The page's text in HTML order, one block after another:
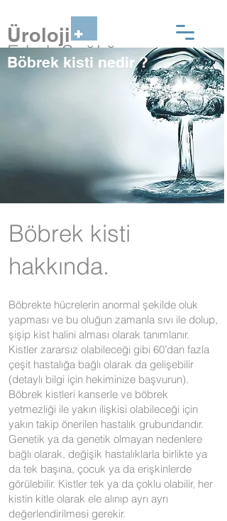
Üroloji
Erkek Sağlığı
Böbrek kisti nedir ?
Böbrek kisti
hakkında.
Böbrekte hücrelerin anormal şekilde oluk
yapması ve bu oluğun zamanla sıvı ile dolup,
şişip kist halini alması olarak tanımlanır.
Kistler zararsız olabileceği gibi 60’dan fazla
çeşit hastalığa bağlı olarak da gelişebilir
(detaylı bilgi için hekiminize başvurun).
Böbrek kistleri kanserle ve böbrek
yetmezliği ile yakın ilişkisi olabileceği için
yakın takip önerilen hastalık grubundandır.
Genetik ya da genetik olmayan nedenlere
bağlı olarak, değişik hastalıklarla birlikte ya
da tek başına, çocuk ya da erişkinlerde
görülebilir. Kistler tek ya da çoklu olabilir, her
kistin kitle olarak ele alınıp ayrı ayrı
değerlendirilmesi gerekir.